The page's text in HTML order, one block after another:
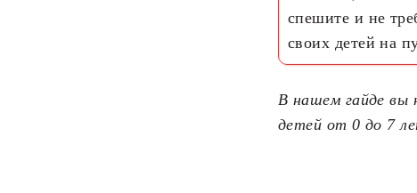
спешите и не
своих детей на
В нашем гайде вы
детей от 0 до 7